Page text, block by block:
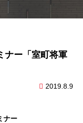
ー「室町将軍
2019.8.9
ナー